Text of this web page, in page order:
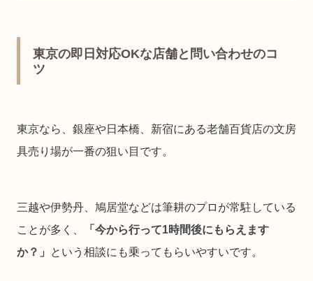
東京の即日対応OKな店舗と問い合わせのコ
ツ
東京なら、銀座や日本橋、新宿にある老舗百貨店の文房
具売り場が一番の狙い目です。
三越や伊勢丹、鳩居堂などは筆耕のプロが常駐している
ことが多く、
「今から行って1時間後にもらえます
か？」
という相談にも乗ってもらいやすいです。